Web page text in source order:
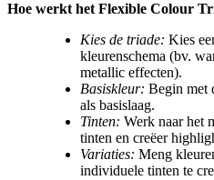
Hoe werkt het Flexible Colour
Kies de triade: Kies
kleurenschema (bv.
metallic effecten).
Basiskleur: Begin met
als basislaag.
Tinten: Werk naar het
tinten en creëer
Variaties: Meng
individuele tinten te